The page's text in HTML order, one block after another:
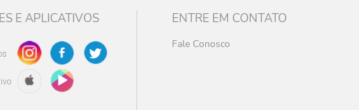
E APLICATIVOS ENTRE EM CONTATO
Fale Conosco